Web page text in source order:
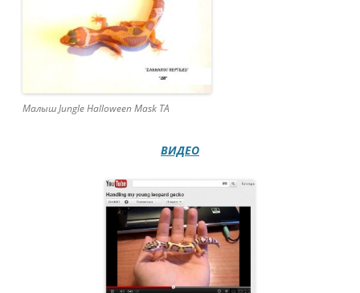
Малыш Jungle Halloween Mask ТА
ВИДЕО